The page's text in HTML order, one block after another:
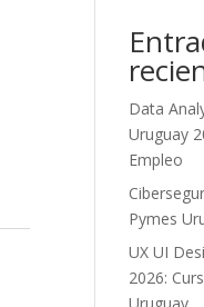
Data
Uruguay
Empleo
Pymes
UX UI
2026: